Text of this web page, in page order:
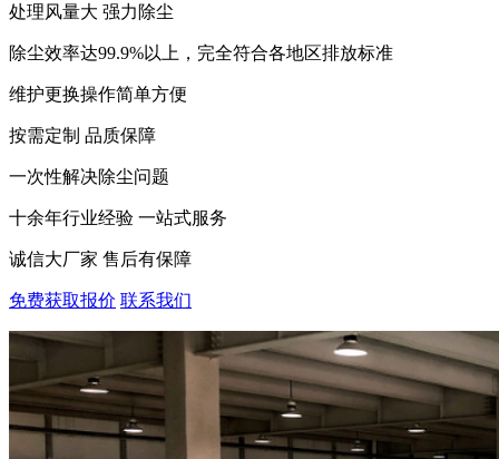
处理风量大 强力除尘
除尘效率达99.9%以上，完全符合各地区排放标准
维护更换操作简单方便
按需定制 品质保障
一次性解决除尘问题
十余年行业经验 一站式服务
诚信大厂家 售后有保障
免费获取报价 联系我们